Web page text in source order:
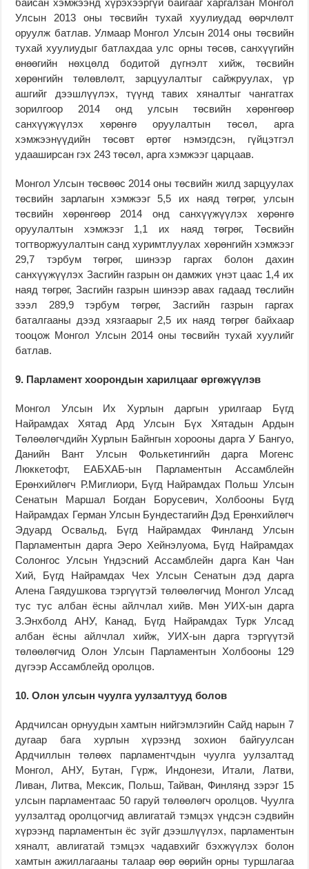
байсан хэмжээнд хүрэхээргүй байгааг харгалзан Монгол
Улсын 2013 оны төсвийн тухай хуулиудад өөрчлөлт
оруулж батлав. Улмаар Монгол Улсын 2014 оны төсвийн
тухай хуулиудыг батлахдаа улс орны төсөв, санхүүгийн
өнөөгийн нөхцөлд бодитой дүгнэлт хийж, төсвийн
хөрөнгийн төлөвлөлт, зарцуулалтыг сайжруулах, үр
ашгийг дээшлүүлэх, түүнд тавих хяналтыг чангатгах
зорилгоор 2014 онд улсын төсвийн хөрөнгөөр
санхүүжүүлэх хөрөнгө оруулалтын төсөл, арга
хэмжээнүүдийн төсөвт өртөг нэмэгдсэн, гүйцэтгэл
удааширсан гэх 243 төсөл, арга хэмжээг царцаав.
Монгол Улсын төсвөөс 2014 оны төсвийн жилд зарцуулах
төсвийн зарлагын хэмжээг 5,5 их наяд төгрөг, улсын
төсвийн хөрөнгөөр 2014 онд санхүүжүүлэх хөрөнгө
оруулалтын хэмжээг 1,1 их наяд төгрөг, Төсвийн
тогтворжуулалтын санд хуримтлуулах хөрөнгийн хэмжээг
29,7 тэрбум төгрөг, шинээр гаргах болон дахин
санхүүжүүлэх Засгийн газрын он дамжих үнэт цаас 1,4 их
наяд төгрөг, Засгийн газрын шинээр авах гадаад төслийн
зээл 289,9 тэрбум төгрөг, Засгийн газрын гаргах
баталгааны дээд хязгаарыг 2,5 их наяд төгрөг байхаар
тооцож Монгол Улсын 2014 оны төсвийн тухай хуулийг
батлав.
9. Парламент хоорондын харилцааг өргөжүүлэв
Монгол Улсын Их Хурлын даргын урилгаар Бүгд
Найрамдах Хятад Ард Улсын Бүх Хятадын Ардын
Төлөөлөгчдийн Хурлын Байнгын хорооны дарга У Бангуо,
Данийн Вант Улсын Фолькетингийн дарга Могенс
Люккетофт, ЕАБХАБ-ын Парламентын Ассамблейн
Ерөнхийлөгч Р.Миглиори, Бүгд Найрамдах Польш Улсын
Сенатын Маршал Богдан Борусевич, Холбооны Бүгд
Найрамдах Герман Улсын Бундестагийн Дэд Ерөнхийлөгч
Эдуард Освальд, Бүгд Найрамдах Финланд Улсын
Парламентын дарга Эеро Хейнэлуома, Бүгд Найрамдах
Солонгос Улсын Үндэсний Ассамблейн дарга Кан Чан
Хий, Бүгд Найрамдах Чех Улсын Сенатын дэд дарга
Алена Гаядушкова тэргүүтэй төлөөлөгчид Монгол Улсад
тус тус албан ёсны айлчлал хийв. Мөн УИХ-ын дарга
З.Энхболд АНУ, Канад, Бүгд Найрамдах Турк Улсад
албан ёсны айлчлал хийж, УИХ-ын дарга тэргүүтэй
төлөөлөгчид Олон Улсын Парламентын Холбооны 129
дүгээр Ассамблейд оролцов.
10. Олон улсын чуулга уулзалтууд болов
Ардчилсан орнуудын хамтын нийгэмлэгийн Сайд нарын 7
дугаар бага хурлын хүрээнд зохион байгуулсан
Ардчиллын төлөөх парламентчдын чуулга уулзалтад
Монгол, АНУ, Бутан, Гүрж, Индонези, Итали, Латви,
Ливан, Литва, Мексик, Польш, Тайван, Финлянд зэрэг 15
улсын парламентаас 50 гаруй төлөөлөгч оролцов. Чуулга
уулзалтад оролцогчид авлигатай тэмцэх үндсэн сэдвийн
хүрээнд парламентын ёс зүйг дээшлүүлэх, парламентын
хяналт, авлигатай тэмцэх чадавхийг бэхжүүлэх болон
хамтын ажиллагааны талаар өөр өөрийн орны туршлагаа